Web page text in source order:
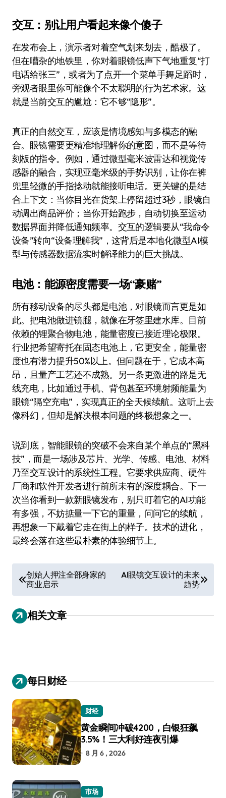
交互：别让用户看起来像个傻子
在发布会上，演示者对着空气划来划去，酷极了。
但在嘈杂的地铁里，你对着眼镜低声下气地重复“打
电话给张三”，或者为了点开一个菜单手舞足蹈时，
旁观者眼里你可能像个不太聪明的行为艺术家。这
就是当前交互的尴尬：它不够“隐形”。
真正的自然交互，应该是情境感知与多模态的融
合。眼镜需要更精准地理解你的意图，而不是等待
刻板的指令。例如，通过微型毫米波雷达和视觉传
感器的融合，实现亚毫米级的手势识别，让你在裤
兜里轻微的手指捻动就能接听电话。更关键的是结
合上下文：当你目光在货架上停留超过3秒，眼镜自
动调出商品评价；当你开始跑步，自动切换至运动
数据界面并降低通知频率。交互的逻辑要从“我命令
设备”转向“设备理解我”，这背后是本地化微型AI模
型与传感器数据流实时解译能力的巨大挑战。
电池：能源密度需要一场“豪赌”
所有移动设备的尽头都是电池，对眼镜而言更是如
此。把电池做进镜腿，就像在牙签里建水库。目前
依赖的锂聚合物电池，能量密度已接近理论极限。
行业把希望寄托在固态电池上，它更安全，能量密
度也有潜力提升50%以上。但问题在于，它成本高
昂，且量产工艺还不成熟。另一条更激进的路是无
线充电，比如通过手机、背包甚至环境射频能量为
眼镜“隔空充电”，实现真正的全天候续航。这听上去
像科幻，但却是解决根本问题的终极想象之一。
说到底，智能眼镜的突破不会来自某个单点的“黑科
技”，而是一场涉及芯片、光学、传感、电池、材料
乃至交互设计的系统性工程。它要求供应商、硬件
厂商和软件开发者进行前所未有的深度耦合。下一
次当你看到一款新眼镜发布，别只盯着它的AI功能
有多强，不妨掂量一下它的重量，问问它的续航，
再想象一下戴着它走在街上的样子。技术的进化，
最终会落在这些最朴素的体验细节上。
章
导
航
创始人押注全部身家的
商业启示
AI眼镜交互设计的未来
趋势
相关文章
每日财经
财经
黄金瞬间冲破4200，白银狂飙
3.5%！三大利好连夜引爆
8 月 6 , 2026
市场